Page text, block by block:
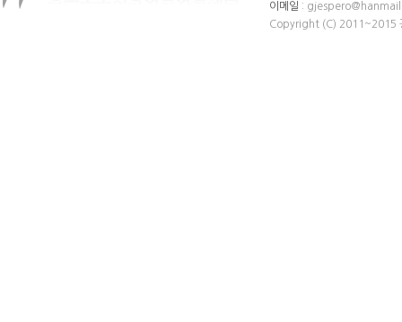
이메일 :
Copyright (C) 2011~2015